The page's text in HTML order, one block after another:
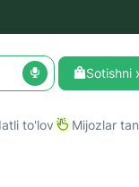
Sotishni
to'lov Mijozlar